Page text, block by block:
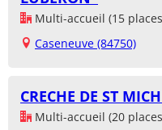
Multi-accueil (15
Caseneuve (84750)
CRECHE DE ST
Multi-accueil (20